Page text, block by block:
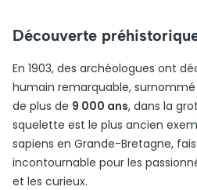
Découverte
En 1903, des archéologues ont
humain remarquable, surnommé
de plus de 9 000 ans, dans la
squelette est le plus ancien
sapiens en Grande-Bretagne,
incontournable pour les
et les curieux.